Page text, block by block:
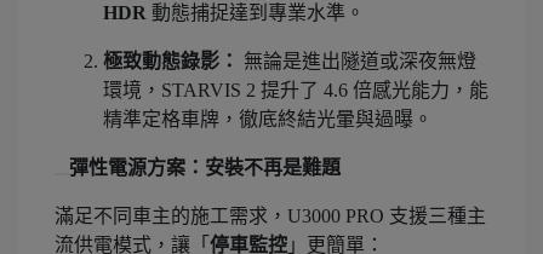
HDR 動態捕捉達到專業水準。
極致動態錄影：
無論是進出隧道或深夜無燈
環境，STARVIS 2 提升了 4.6 倍感光能力，能
精準定格車牌，徹底終結光暈與過曝。
彈性電源方案：安裝不再是難題
滿足不同車主的施工需求，U3000 PRO 支援三種主
流供電模式，讓「 停車監控 」更簡單：